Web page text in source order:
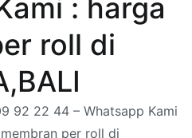
: harga
roll di
92 22 44 – Whatsapp Kami
per roll di